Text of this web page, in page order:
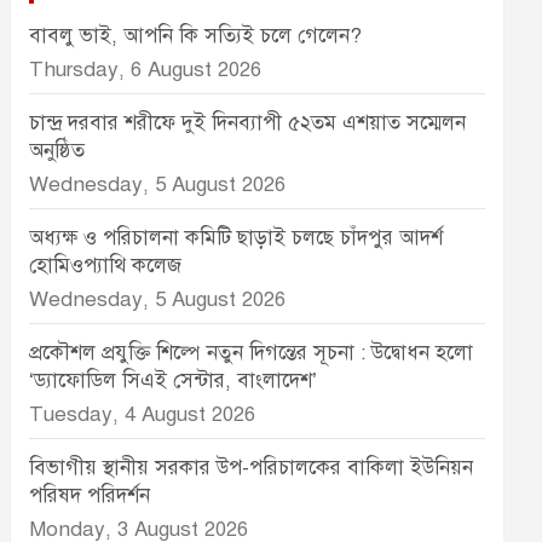
বাবলু ভাই, আপনি কি সত্যিই চলে গেলেন?
Thursday, 6 August 2026
চান্দ্র দরবার শরীফে দুই দিনব্যাপী ৫২তম এশয়াত সম্মেলন
অনুষ্ঠিত
Wednesday, 5 August 2026
অধ্যক্ষ ও পরিচালনা কমিটি ছাড়াই চলছে চাঁদপুর আদর্শ
হোমিওপ্যাথি কলেজ
Wednesday, 5 August 2026
প্রকৌশল প্রযুক্তি শিল্পে নতুন দিগন্তের সূচনা : উদ্বোধন হলো
‘ড্যাফোডিল সিএই সেন্টার, বাংলাদেশ’
Tuesday, 4 August 2026
বিভাগীয় স্থানীয় সরকার উপ-পরিচালকের বাকিলা ইউনিয়ন
পরিষদ পরিদর্শন
Monday, 3 August 2026